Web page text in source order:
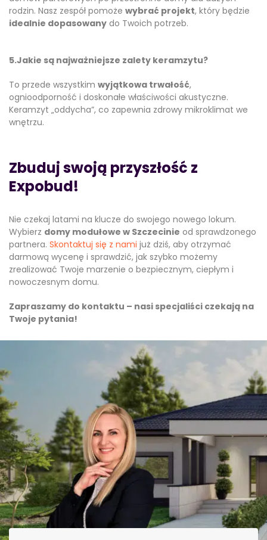
rodzin. Nasz zespół pomoże wybrać projekt, który będzie
idealnie dopasowany do Twoich potrzeb.
5.Jakie są najważniejsze zalety keramzytu?
To przede wszystkim wyjątkowa trwałość,
ognioodporność i doskonałe właściwości akustyczne.
Keramzyt „oddycha”, co zapewnia zdrowy mikroklimat we
wnętrzu.
Zbuduj swoją przyszłość z
Expobud!
Nie czekaj latami na klucze do swojego nowego lokum.
Wybierz domy modułowe w Szczecinie od sprawdzonego
partnera. Skontaktuj się z nami już dziś, aby otrzymać
darmową wycenę i sprawdzić, jak szybko możemy
zrealizować Twoje marzenie o bezpiecznym, ciepłym i
nowoczesnym domu.
Zapraszamy do kontaktu – nasi specjaliści czekają na
Twoje pytania!